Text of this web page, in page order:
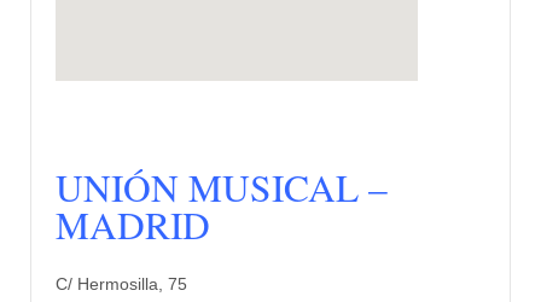
UNIÓN MUSICAL –
MADRID
C/ Hermosilla, 75